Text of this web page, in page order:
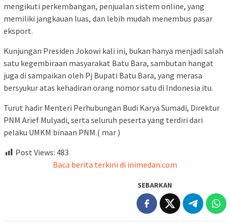
mengikuti perkembangan, penjualan sistem online, yang
memiliki jangkauan luas, dan lebih mudah menembus pasar
eksport.
Kunjungan Presiden Jokowi kali ini, bukan hanya menjadi salah
satu kegembiraan masyarakat Batu Bara, sambutan hangat
juga di sampaikan oleh Pj Bupati Batu Bara, yang merasa
bersyukur atas kehadiran orang nomor satu di Indonesia itu.
Turut hadir Menteri Perhubungan Budi Karya Sumadi, Direktur
PNM Arief Mulyadi, serta seluruh peserta yang terdiri dari
pelaku UMKM binaan PNM.( mar )
Post Views: 483
Baca berita terkini di inimedan.com
SEBARKAN